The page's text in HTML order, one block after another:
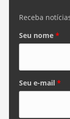
Receba
Seu nome *
Seu e-mail *